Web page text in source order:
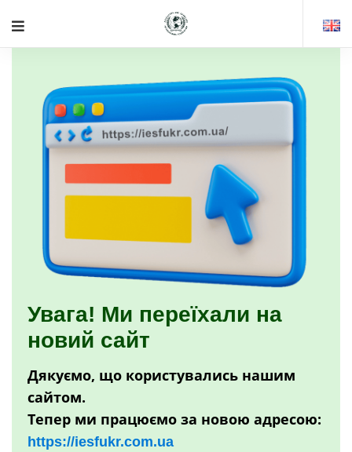
Увага! Ми переїхали на
новий сайт
Дякуємо, що користувались нашим
сайтом.
Тепер ми працюємо за новою адресою:
https://iesfukr.com.ua